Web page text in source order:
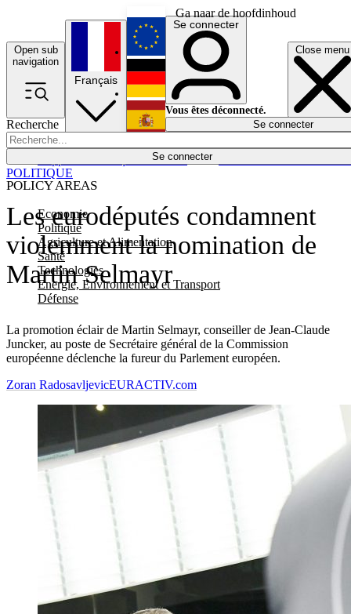
Ga naar de hoofdinhoud
Open sub
navigation
Close menu
Recherche
Se connecter
POLICY AREAS
Economie
Politique
Agriculture et Alimentation
Santé
Technologies
Energie, Environnement et Transport
Défense
Économie
Français
English
Deutsch
Español
Se connecter
Vous êtes déconnecté.
Se connecter
Les eurodéputés condamnent
violemment la nomination de
Martin Selmayr
La promotion éclair de Martin Selmayr, conseiller de Jean-Claude
Juncker, au poste de Secrétaire général de la Commission
européenne déclenche la fureur du Parlement européen.
POLITIQUE
Zoran RadosavljevicEURACTIV.com